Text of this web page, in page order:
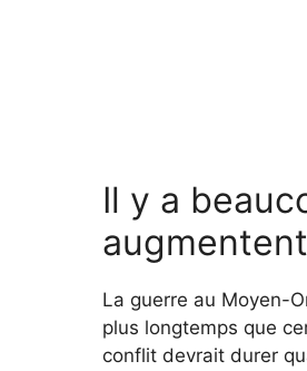
Il y a
augmentent
La guerre au Moyen-
plus longtemps que
conflit devrait durer